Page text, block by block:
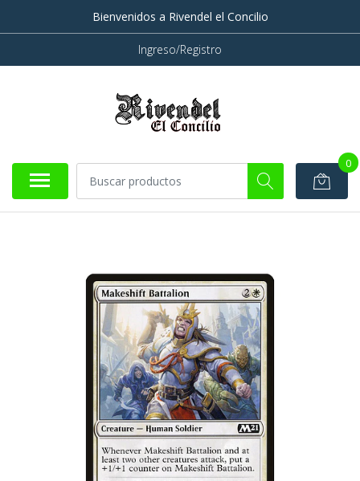
Bienvenidos a Rivendel el Concilio
Ingreso/Registro
0